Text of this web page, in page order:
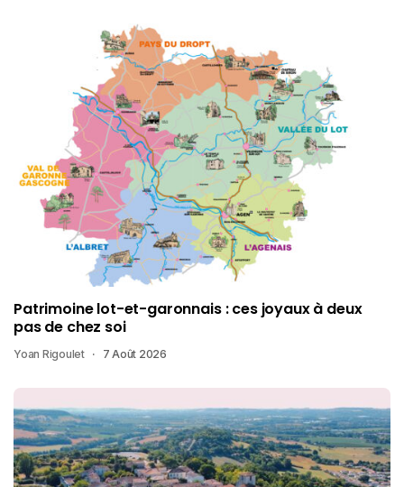
Patrimoine lot-et-garonnais : ces joyaux à deux
pas de chez soi
Yoan Rigoulet 7 Août 2026